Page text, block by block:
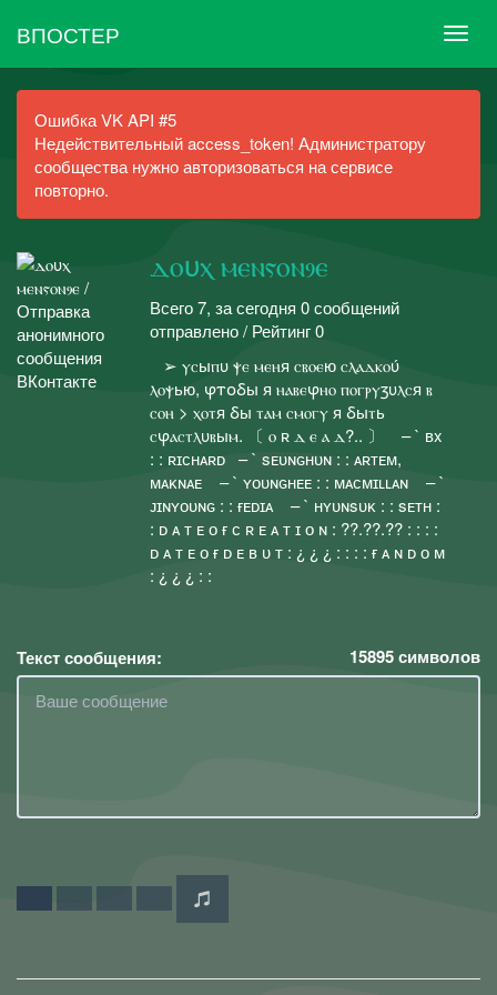
ВПОСТЕР
Ошибка VK API #5
Недействительный access_token! Администратору
сообщества нужно авторизоваться на сервисе
повторно.
ⲇⲟυⲭ ⲙⲉⲛⲋⲟⲛⳋⲉ
Всего 7, за сегодня 0 сообщений
отправлено / Рейтинг 0
ㅤ ㅤ ㅤㅤ ㅤㅤ➢ ⲩⲥыⲡυ ⲯⲉ ⲙⲉⲏя ⲥⲃⲟⲉю ⲥⲗⲁⲇⲕⲟύ
ⲗⲟⲯью, ⳡⲧⲟⳝы я ⲏⲁⲃⲉⳡⲏⲟ ⲡⲟⲅⲣⲩⳅυⲗⲥя ⲃ
ⲥⲟⲏ > ⲭⲟⲧя ⳝы ⲧⲁⲙ ⲥⲙⲟⲅⲩ я ⳝыⲧь
ⲥⳡⲁⲥⲧⲗυⲃыⲙ. 〔 ⲟ ʀ ⲇ ⲉ ⲁ ⲇ?.. 〕 ㅤ ㅤ ㅤㅤ ㅤㅤ– ` ʙx
: : ʀɪᴄʜᴀʀᴅㅤ ㅤㅤ ㅤㅤ – ` sᴇᴜɴɢʜᴜɴ : : ᴀʀᴛᴇᴍ,
ᴍᴀᴋɴᴀᴇ ㅤ ㅤ ㅤㅤ ㅤㅤ– ` ʏᴏᴜɴɢʜᴇᴇ : : ᴍᴀᴄᴍɪʟʟᴀɴ ㅤ ㅤ ㅤㅤ ㅤㅤ– `
ᴊɪɴʏᴏᴜɴɢ : : ғᴇᴅɪᴀ ㅤ ㅤ ㅤㅤ ㅤㅤ– ` ʜʏᴜɴsᴜᴋ : : sᴇᴛʜ :
: ᴅ ᴀ ᴛ ᴇ ᴏ ғ ᴄ ʀ ᴇ ᴀ ᴛ ɪ ᴏ ɴ : ??.??.?? : : : :
ᴅ ᴀ ᴛ ᴇ ᴏ ғ ᴅ ᴇ ʙ ᴜ ᴛ : ¿ ¿ ¿ : : : : ғ ᴀ ɴ ᴅ ᴏ ᴍ
: ¿ ¿ ¿ : :
Текст сообщения: 15895символов